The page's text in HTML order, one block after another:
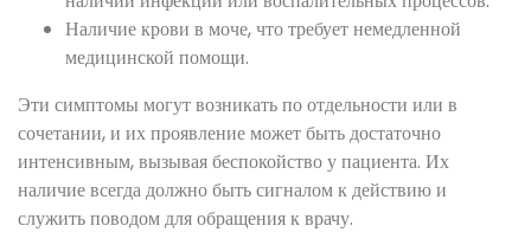
Наличие крови в моче, что требует немедленной
медицинской помощи.
Эти симптомы могут возникать по отдельности или в
сочетании, и их проявление может быть достаточно
интенсивным, вызывая беспокойство у пациента. Их
наличие всегда должно быть сигналом к действию и
служить поводом для обращения к врачу.